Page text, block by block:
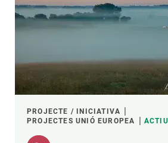
PROJECTE / INICIATIVA
PROJECTES UNIÓ EUROPEA
ACTIU